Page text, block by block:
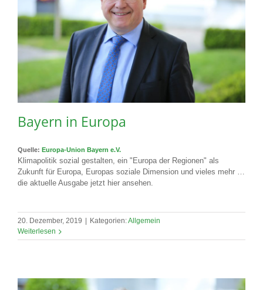
Bayern in Europa
Quelle: Europa-Union Bayern e.V.
Klimapolitik sozial gestalten, ein "Europa der Regionen" als
Zukunft für Europa, Europas soziale Dimension und vieles mehr …
die aktuelle Ausgabe jetzt hier ansehen.
20. Dezember, 2019 Kategorien:Allgemein
Weiterlesen